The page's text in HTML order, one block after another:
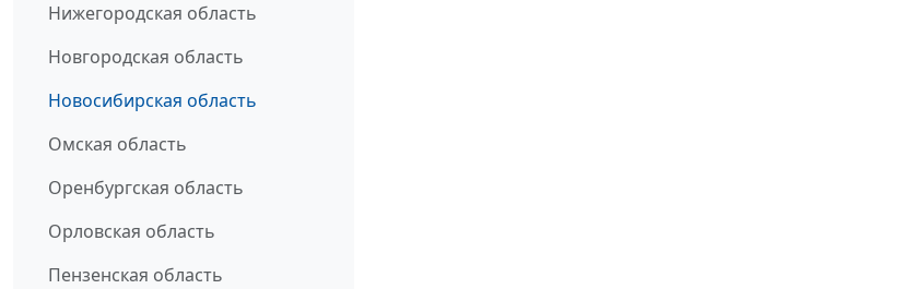
Нижегородская область
Новгородская область
Новосибирская область
Омская область
Оренбургская область
Орловская область
Пензенская область